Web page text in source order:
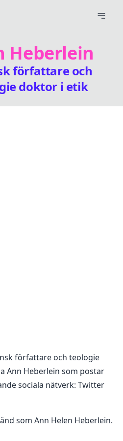
Heberlein
författare och
doktor i etik
författare och teologie
Ann Heberlein som postar
sociala nätverk: Twitter
som Ann Helen Heberlein.